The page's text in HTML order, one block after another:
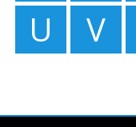
U
V